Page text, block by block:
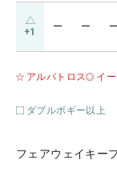
+1 ー ー ー
アルバトロス イ
ダブルボギー以上
フェアウェイキー